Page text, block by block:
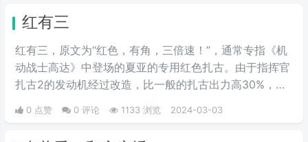
着粉色头发的美少女在可爱的外表下都隐藏着腹黑的本
质。
红有三
红有三，原文为“红色，有角，三倍速！”，通常专指《机
动战士高达》中登场的夏亚的专用红色扎古。由于指挥官
扎古2的发动机经过改造，比一般的扎古出力高30%，在
三倍速也被看作是夏亚登场的象征。
0 点赞 0 评论 1133 浏览 2024-03-03